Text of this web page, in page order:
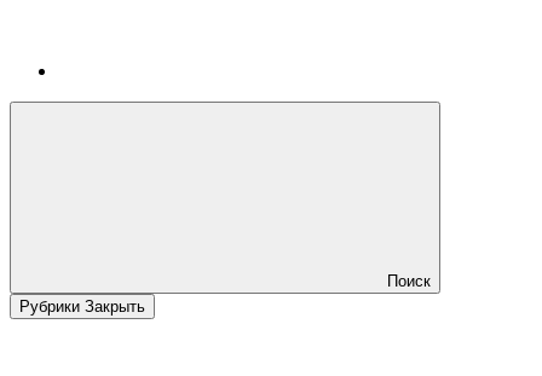
Поиск
Рубрики Закрыть